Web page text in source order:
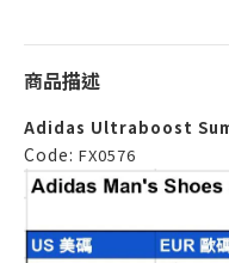
商品描述
Adidas Ultraboost
Code: FX0576